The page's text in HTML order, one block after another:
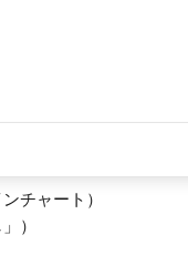
チャート）
）